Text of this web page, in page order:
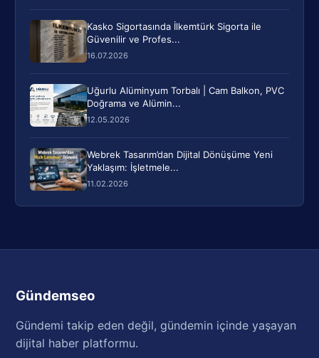
Kasko Sigortasında İlkemtürk Sigorta ile
Güvenilir ve Profes...
16.07.2026
Uğurlu Alüminyum Torbalı | Cam Balkon, PVC
Doğrama ve Alümin...
12.05.2026
Webrek Tasarım’dan Dijital Dönüşüme Yeni
Yaklaşım: İşletmele...
11.02.2026
Gündemseo
Gündemi takip eden değil, gündemin içinde yaşayan
dijital haber platformu.